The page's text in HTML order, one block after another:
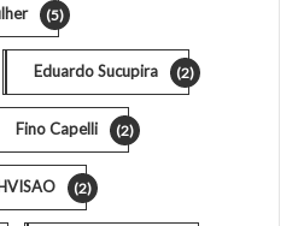
(5)
Eduardo Sucupira (2)
Fino Capelli (2)
(2)